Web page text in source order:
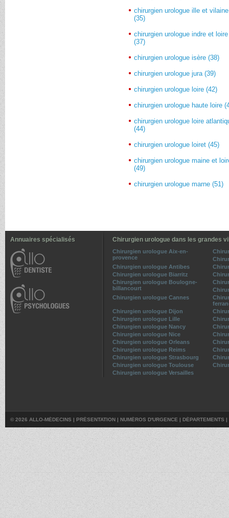
chirurgien urologue ille et vilaine
(35)
chirurgien urologue indre et loire
(37)
chirurgien urologue isère (38)
chirurgien urologue jura (39)
chirurgien urologue loire (42)
chirurgien urologue haute loire
chirurgien urologue loire
(44)
chirurgien urologue loiret (45)
chirurgien urologue maine et
(49)
chirurgien urologue marne (51)
Annuaires spécialisés Chirurgien urologue dans les grandes
Chirurgien urologue Aix-en-
provence
Chirurgien urologue Antibes
Chirurgien urologue Biarritz
Chirurgien urologue Boulogne-
billancourt
Chirurgien urologue Cannes
Chirurgien urologue Dijon
Chirurgien urologue Lille
Chirurgien urologue Nancy
Chirurgien urologue Nice
Chirurgien urologue Orleans
Chirurgien urologue Reims
Chirurgien urologue Strasbourg
Chirurgien urologue Toulouse
Chirurgien urologue Versailles
© 2026 ALLO-MÉDECINS | PRÉSENTATION | NUMÉROS D'URGENCE | DÉPARTEMENTS |